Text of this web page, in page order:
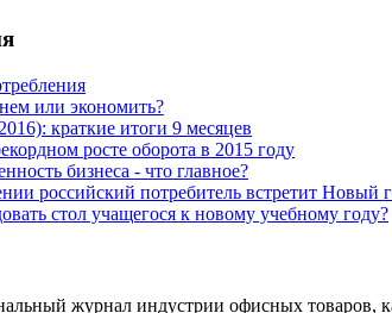
или экономить?
краткие итоги 9 месяцев
росте оборота в 2015 году
бизнеса - что главное?
российский потребитель встретит Новый
стол учащегося к новому учебному году?
журнал индустрии офисных товаров,